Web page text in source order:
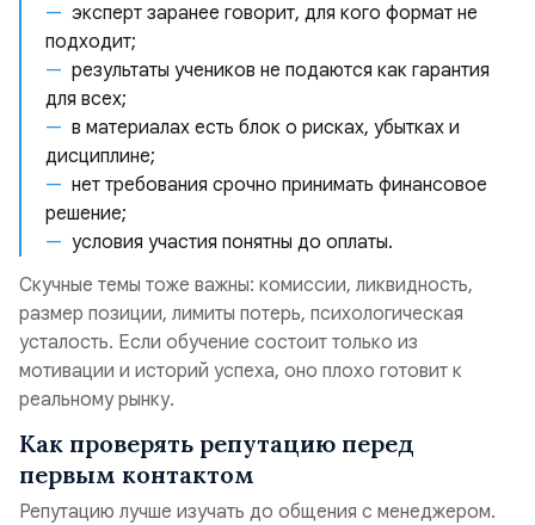
эксперт заранее говорит, для кого формат не
подходит;
результаты учеников не подаются как гарантия
для всех;
в материалах есть блок о рисках, убытках и
дисциплине;
нет требования срочно принимать финансовое
решение;
условия участия понятны до оплаты.
Скучные темы тоже важны: комиссии, ликвидность,
размер позиции, лимиты потерь, психологическая
усталость. Если обучение состоит только из
мотивации и историй успеха, оно плохо готовит к
реальному рынку.
Как проверять репутацию перед
первым контактом
Репутацию лучше изучать до общения с менеджером.